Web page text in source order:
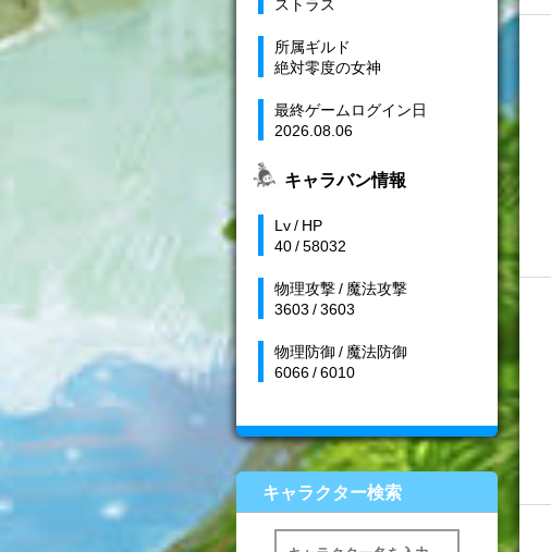
所属ギルド
絶対零度の女神
最終ゲームログイン日
2026.08.06
キャラバン情報
Lv / HP
40 / 58032
物理攻撃 / 魔法攻撃
3603 / 3603
物理防御 / 魔法防御
6066 / 6010
キャラクター検索